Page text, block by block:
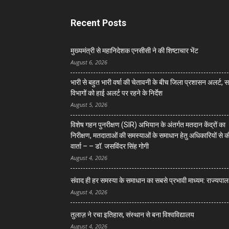
Recent Posts
मुख्यमंत्री से महानिदेशक एनसीसी ने की शिष्टाचार भेंट
August 6, 2026
भारी से बहुत भारी वर्षा की चेतावनी के बीच जिला प्रशासन अलर्ट,
विभागों को हाई अलर्ट पर रहने के निर्देश
August 5, 2026
विशेष गहन पुनरीक्षण (SIR) अभियान के अंतर्गत मतदान केंद्रों का
निरीक्षण, मतदाताओं की समस्याओं के समाधान हेतु अधिकारियों से
वार्ता – – डॉ. जसविंदर सिंह गोगी
August 4, 2026
संवाद ही हर समस्या के समाधान का सबसे प्रभावी माध्यम: राज्यपाल
August 4, 2026
तुलाज़ ने रचा इतिहास, संस्थान से बना विश्वविद्यालय
August 4, 2026